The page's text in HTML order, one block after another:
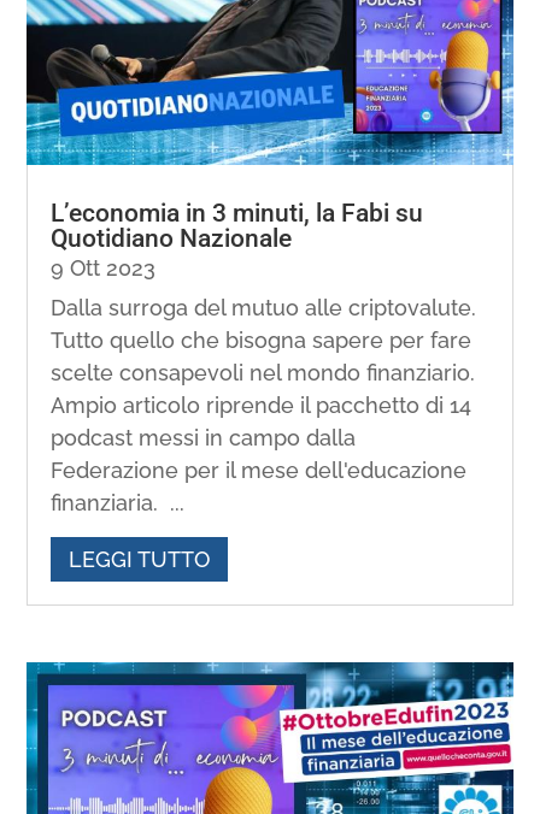
L’economia in 3 minuti, la Fabi su
Quotidiano Nazionale
9 Ott 2023
Dalla surroga del mutuo alle criptovalute.
Tutto quello che bisogna sapere per fare
scelte consapevoli nel mondo finanziario.
Ampio articolo riprende il pacchetto di 14
podcast messi in campo dalla
Federazione per il mese dell'educazione
finanziaria. ...
LEGGI TUTTO